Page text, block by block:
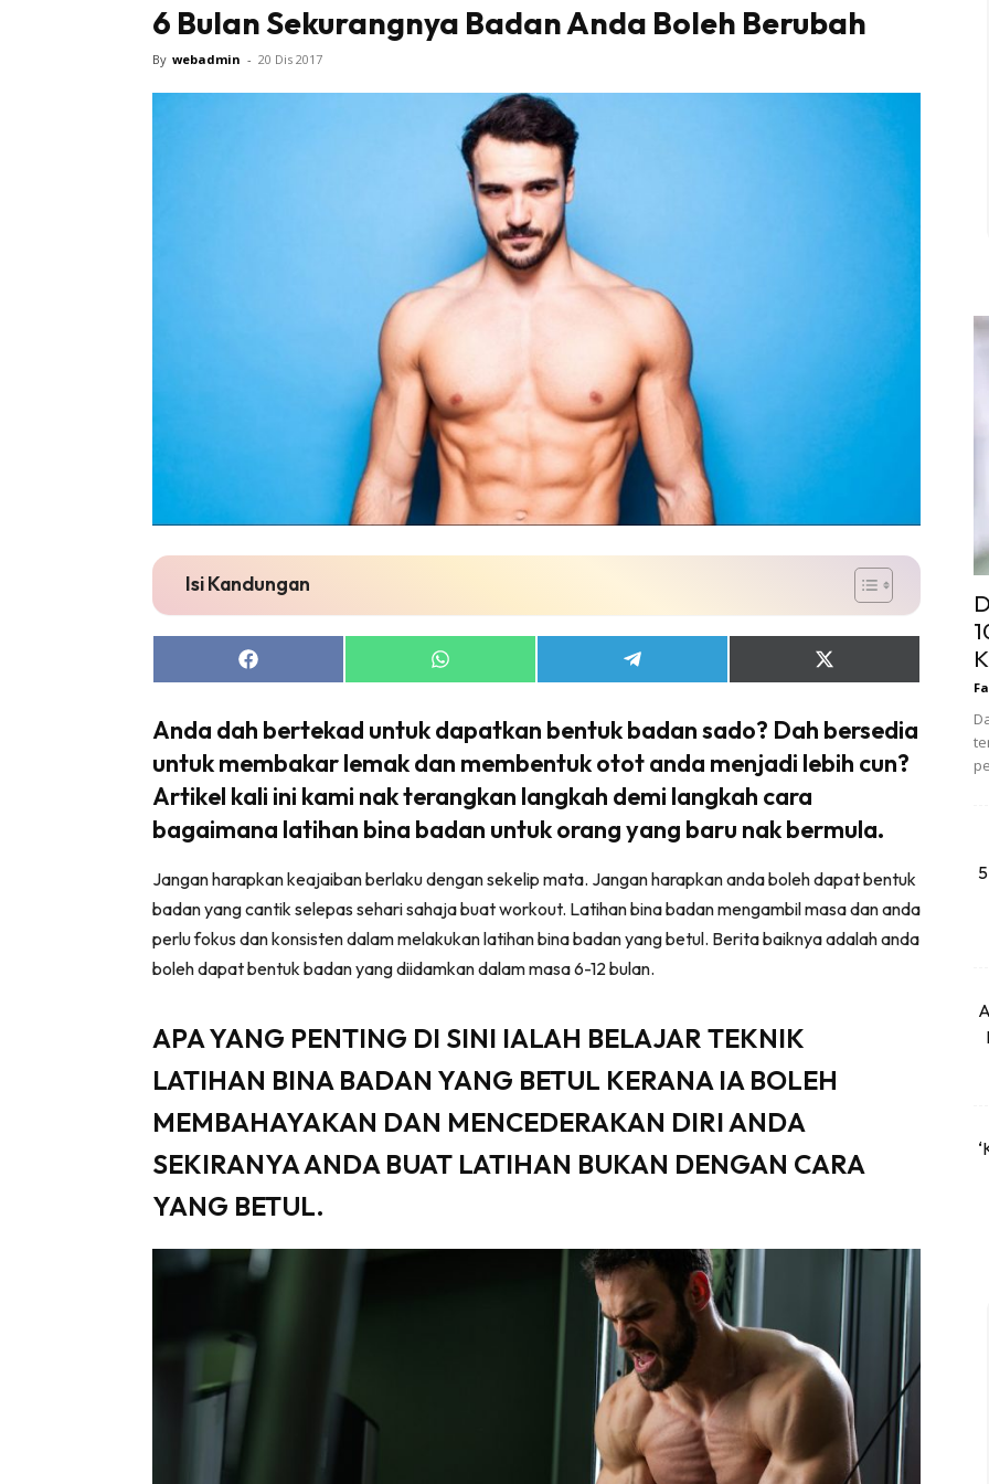
6 Bulan Sekurangnya Badan Anda Boleh Berubah
By webadmin - 20 Dis 2017
Isi Kandungan
Share
on
Share
on
Share
on
Share
on
(Twitter)
Anda dah bertekad untuk dapatkan bentuk badan sado? Dah bersedia
untuk membakar lemak dan membentuk otot anda menjadi lebih cun?
Artikel kali ini kami nak terangkan langkah demi langkah cara
bagaimana latihan bina badan untuk orang yang baru nak bermula.
Jangan harapkan keajaiban berlaku dengan sekelip mata. Jangan harapkan anda boleh dapat bentuk
badan yang cantik selepas sehari sahaja buat workout. Latihan bina badan mengambil masa dan anda
perlu fokus dan konsisten dalam melakukan latihan bina badan yang betul. Berita baiknya adalah anda
boleh dapat bentuk badan yang diidamkan dalam masa 6-12 bulan.
APA YANG PENTING DI SINI IALAH BELAJAR TEKNIK
LATIHAN BINA BADAN YANG BETUL KERANA IA BOLEH
MEMBAHAYAKAN DAN MENCEDERAKAN DIRI ANDA
SEKIRANYA ANDA BUAT LATIHAN BUKAN DENGAN CARA
YANG BETUL.